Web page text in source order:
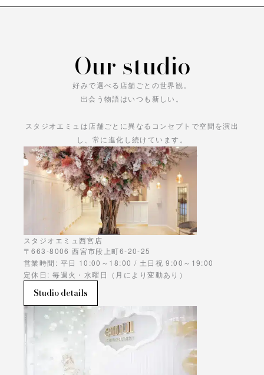
Our studio
好みで選べる店舗ごとの世界観。
出会う物語はいつも新しい。
スタジオエミュは店舗ごとに異なるコンセプトで空間を演出
し、常に進化し続けています。
あなただけの物語をお楽しみください。
スタジオエミュ西宮店
〒663-8006 西宮市段上町6-20-25
営業時間: 平日 10:00～18:00 / 土日祝 9:00～19:00
定休日: 毎週火・水曜日（月により変動あり）
Studio details